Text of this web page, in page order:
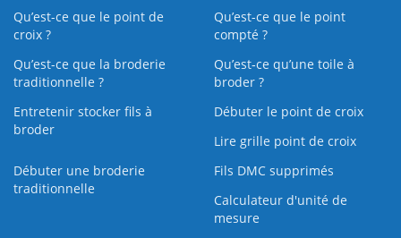
Qu’est-ce que le point de
croix ?
Qu’est-ce que le point
compté ?
Qu’est-ce que la broderie
traditionnelle ?
Qu’est‑ce qu’une toile à
broder ?
Entretenir stocker fils à
broder
Débuter le point de croix
Lire grille point de croix
Débuter une broderie
traditionnelle
Fils DMC supprimés
Calculateur d'unité de
mesure